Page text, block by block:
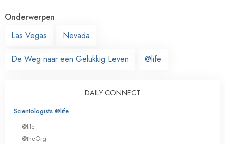
Onderwerpen
Las Vegas
Nevada
De Weg naar een Gelukkig Leven @life
DAILY CONNECT
Scientologists @life
@life
@theOrg